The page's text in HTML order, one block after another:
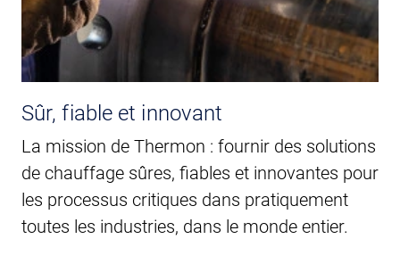
Sûr, fiable et innovant
La mission de Thermon : fournir des solutions
de chauffage sûres, fiables et innovantes pour
les processus critiques dans pratiquement
toutes les industries, dans le monde entier.